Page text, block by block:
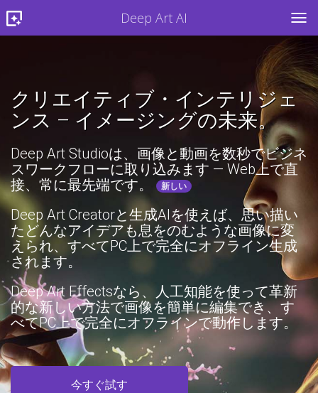
Deep Art AI
クリエイティブ・インテリジェ
ンス – イメージングの未来。
Deep Art Studioは、画像と動画を数秒でビジネ
スワークフローに取り込みます — Web上で直
接、常に最先端です。
新しい
Deep Art Creatorと生成AIを使えば、思い描い
たどんなアイデアも息をのむような画像に変
えられ、すべてPC上で完全にオフライン生成
されます。
Deep Art Effectsなら、人工知能を使って革新
的な新しい方法で画像を簡単に編集でき、す
べてPC上で完全にオフラインで動作します。
今すぐ試す